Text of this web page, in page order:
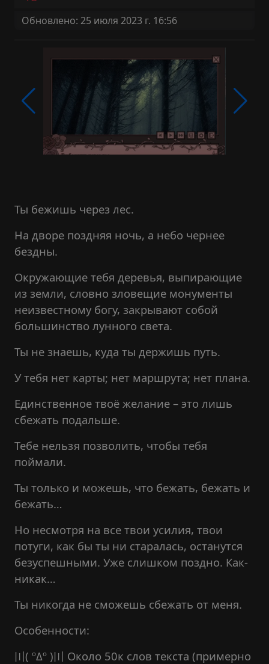
Обновлено: 25 июля 2023 г. 16:56
Ты бежишь через лес.
На дворе поздняя ночь, а небо чернее
бездны.
Окружающие тебя деревья, выпирающие
из земли, словно зловещие монументы
неизвестному богу, закрывают собой
большинство лунного света.
Ты не знаешь, куда ты держишь путь.
У тебя нет карты; нет маршрута; нет плана.
Единственное твоё желание – это лишь
сбежать подальше.
Тебе нельзя позволить, чтобы тебя
поймали.
Ты только и можешь, что бежать, бежать и
бежать…
Но несмотря на все твои усилия, твои
потуги, как бы ты ни старалась, останутся
безуспешными. Уже слишком поздно. Как-
никак…
Ты никогда не сможешь сбежать от меня.
Особенности:
〣( ºΔº )〣 Около 50к слов текста (примерно